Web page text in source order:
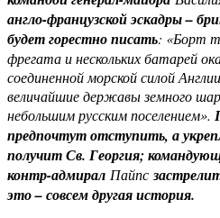
англо-французской эскадры –
будет горестно писать: «Борт
фрегата и нескольких батарей
соединенной морской силой
величайшие державы земного
небольшим русским поселением».
предпочтут отступить, а
получит Св. Георгия;
контр-адмирал Пайпс
это – совсем другая история.